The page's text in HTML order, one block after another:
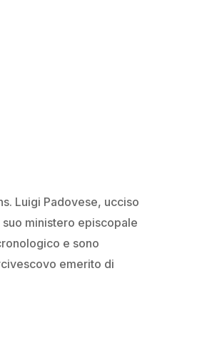
Luigi Padovese, ucciso
ministero episcopale
e sono
emerito di